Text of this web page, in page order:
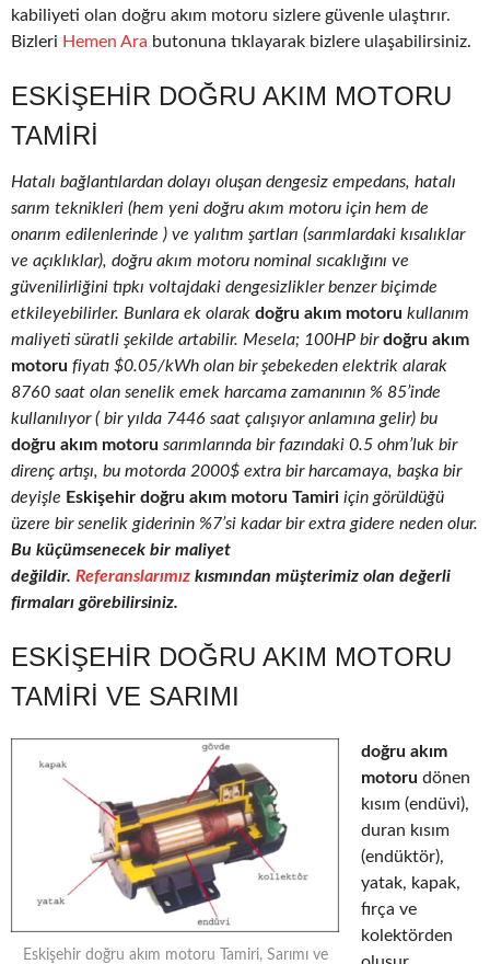
kabiliyeti olan doğru akım motoru sizlere güvenle ulaştırır.
Bizleri Hemen Ara butonuna tıklayarak bizlere ulaşabilirsiniz.
ESKIŞEHIR DOĞRU AKIM MOTORU
TAMIRI
Hatalı bağlantılardan dolayı oluşan dengesiz empedans, hatalı
sarım teknikleri (hem yeni doğru akım motoru için hem de
onarım edilenlerinde ) ve yalıtım şartları (sarımlardaki kısalıklar
ve açıklıklar), doğru akım motoru nominal sıcaklığını ve
güvenilirliğini tıpkı voltajdaki dengesizlikler benzer biçimde
etkileyebilirler. Bunlara ek olarak doğru akım motoru kullanım
maliyeti süratli şekilde artabilir. Mesela; 100HP birdoğru akım
motoru fiyatı $0.05/kWh olan bir şebekeden elektrik alarak
8760 saat olan senelik emek harcama zamanının % 85’inde
kullanılıyor ( bir yılda 7446 saat çalışıyor anlamına gelir) bu
doğru akım motoru sarımlarında bir fazındaki 0.5 ohm’luk bir
direnç artışı, bu motorda 2000$ extra bir harcamaya, başka bir
deyişle Eskişehir doğru akım motoru Tamiri için görüldüğü
üzere bir senelik giderinin %7’si kadar bir extra gidere neden olur.
Bu küçümsenecek bir maliyet
değildir. Referanslarımız kısmından müşterimiz olan değerli
firmaları görebilirsiniz.
ESKIŞEHIR DOĞRU AKIM MOTORU
TAMIRI VE SARIMI
Eskişehir doğru akım motoru Tamiri, Sarımı ve
doğru akım
motoru dönen
kısım (endüvi),
duran kısım
(endüktör),
yatak, kapak,
fırça ve
kolektörden